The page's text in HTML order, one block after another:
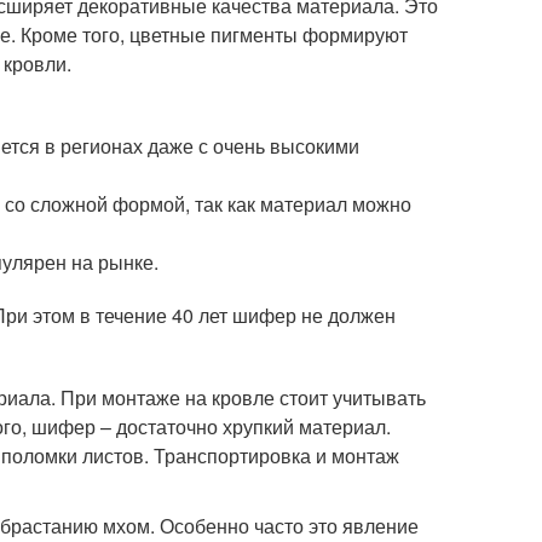
Кроме того, цветные пигменты формируют
в регионах даже с очень высокими
сложной формой, так как материал можно
на рынке.
этом в течение 40 лет шифер не должен
При монтаже на кровле стоит учитывать
шифер – достаточно хрупкий материал.
листов. Транспортировка и монтаж
мхом. Особенно часто это явление